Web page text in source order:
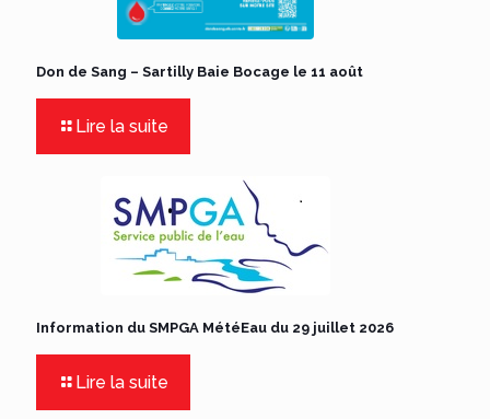
Don de Sang – Sartilly Baie Bocage le 11 août
Lire la suite
Information du SMPGA MétéEau du 29 juillet 2026
Lire la suite